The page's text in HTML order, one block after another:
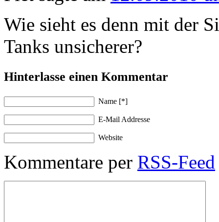
Wie sieht es denn mit der
Tanks unsicherer?
Hinterlasse einen Kommentar
Name [*]
E-Mail Addresse
Website
Kommentare per RSS-Feed